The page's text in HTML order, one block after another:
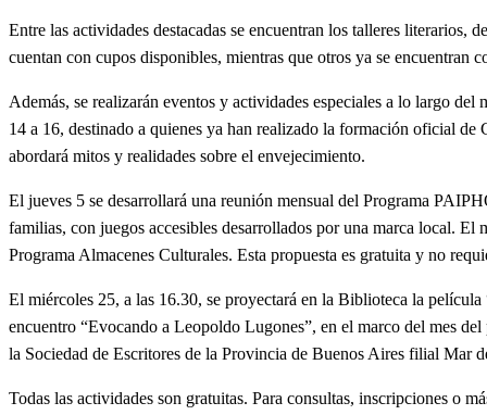
Entre las actividades destacadas se encuentran los talleres
cuentan con cupos disponibles, mientras que otros ya se encuentran
Además, se realizarán eventos y actividades especiales a lo largo
14 a 16, destinado a quienes ya han realizado la formación oficial
abordará mitos y realidades sobre el envejecimiento.
El jueves 5 se desarrollará una reunión mensual del Programa
familias, con juegos accesibles desarrollados por una marca local.
Programa Almacenes Culturales. Esta propuesta es gratuita y no
El miércoles 25, a las 16.30, se proyectará en la Biblioteca la
encuentro “Evocando a Leopoldo Lugones”, en el marco del mes
la Sociedad de Escritores de la Provincia de Buenos Aires filial Mar
Todas las actividades son gratuitas. Para consultas, inscripciones o